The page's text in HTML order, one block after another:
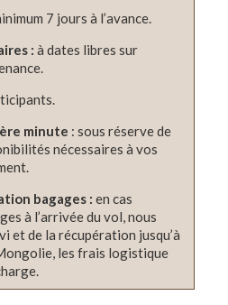
7 jours à l’avance.
: à dates libres sur
minute : sous réserve de
nécessaires à vos
bagages : en cas
à l’arrivée du vol, nous
et de la récupération jusqu’à
les frais logistique